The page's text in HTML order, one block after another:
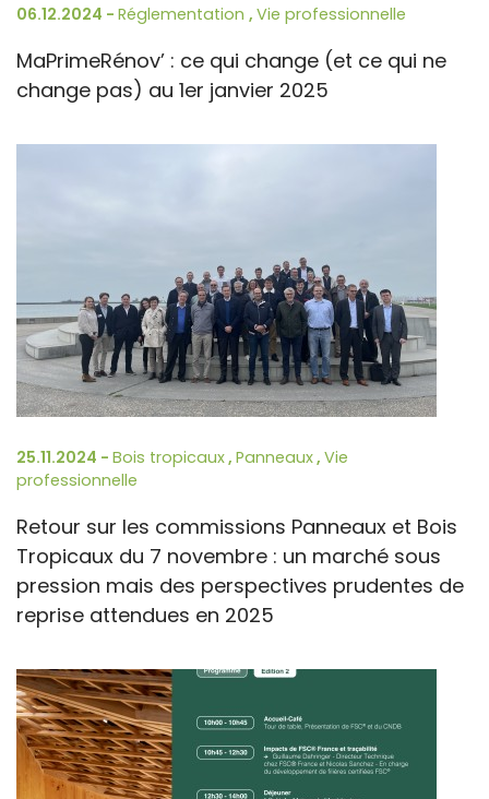
06.12.2024 - Réglementation , Vie professionnelle
MaPrimeRénov’ : ce qui change (et ce qui ne
change pas) au 1er janvier 2025
25.11.2024 - Bois tropicaux, Panneaux, Vie
professionnelle
Retour sur les commissions Panneaux et Bois
Tropicaux du 7 novembre : un marché sous
pression mais des perspectives prudentes de
reprise attendues en 2025